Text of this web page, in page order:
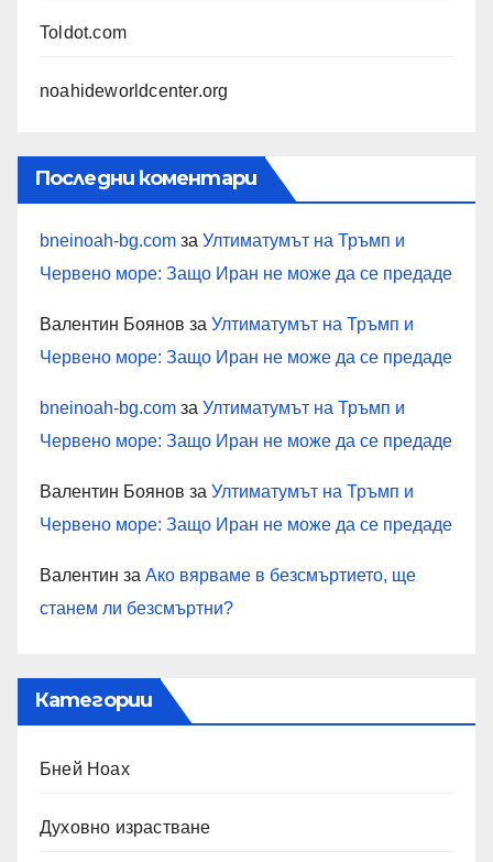
Toldot.com
noahideworldcenter.org
Последни коментари
bneinoah-bg.com за Ултиматумът на Тръмп и
Червено море: Защо Иран не може да се предаде
Валентин Боянов за Ултиматумът на Тръмп и
Червено море: Защо Иран не може да се предаде
bneinoah-bg.com за Ултиматумът на Тръмп и
Червено море: Защо Иран не може да се предаде
Валентин Боянов за Ултиматумът на Тръмп и
Червено море: Защо Иран не може да се предаде
Валентин за Ако вярваме в безсмъртието, ще
станем ли безсмъртни?
Категории
Бней Ноах
Духовно израстване